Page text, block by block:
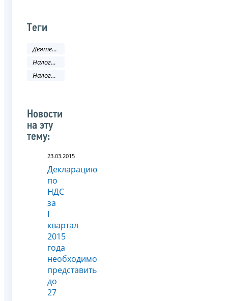
Теги
Деятельность ФНС
Налоговое законодательство
Налоговый кодекс
Новости
на эту
тему:
23.03.2015
Декларацию
по
НДС
за
I
квартал
2015
года
необходимо
представить
до
27